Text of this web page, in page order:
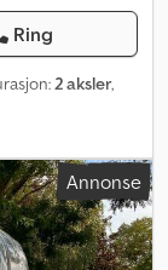
Ring
2 aksler,
Annonse